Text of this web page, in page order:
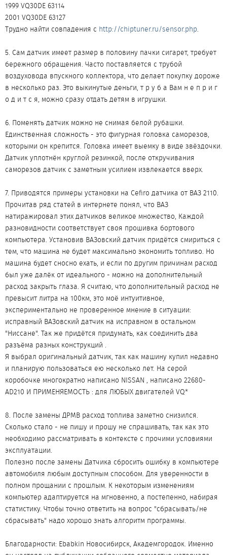
1999 VQ30DE 63114
2001 VQ30DE 63127
Трудно найти совпадения с http://chiptuner.ru/sensor.php.
5. Сам датчик имеет размер в половину пачки сигарет, требует
бережного обращения. Часто поставляется с трубой
воздуховода впускного коллектора, что делает покупку дороже
в несколько раз. Это выкинутые деньги, т р у б а Вам н е п р и г
о д и т с я, можно сразу отдать детям в игрушки.
6. Поменять датчик можно не снимая белой рубашки.
Единственная сложность - это фигурная головка саморезов,
которыми он крепится. Головка имеет выемку в виде звёздочки.
Датчик уплотнён круглой резинкой, после откручивания
саморезов датчик c заметным усилием извлекается вверх.
7. Приводятся примеры установки на Cefiro датчика от ВАЗ 2110.
Прочитав ряд статей в интернете понял, что ВАЗ
натиражировал этих датчиков великое множество, Каждой
разновидности соответствует своя прошивка бортового
компьютера. Установив ВАЗовский датчик придётся смириться с
тем, что машина не будет максимально экономить топливо. Но
машина будет сносно ехать, и если по другим причинам расход
был уже далёк от идеального - можно на дополнительный
расход закрыть глаза. Я считаю, что дополнительный расход не
превысит литра на 100км, это моё интуитивное,
экспериментально не проверенное мнение в ситуации:
исправный ВАЗовский датчик на исправном в остальном
"Ниссане". Так же придётся придумать, как соединить два
разъёма разных конструкций .
Я выбрал оригинальный датчик, так как машину купил недавно
и планирую пользоваться ею несколько лет. На серой
коробочке многократно написано NISSAN , написано 22680-
AD210 И ПРИМЕНЯЕМОСТЬ : для ЛЮБЫХ двигателей VQ*
8. После замены ДРМВ расход топлива заметно снизился.
Сколько стало - не пишу и прошу не спрашивать, так как это
необходимо рассматривать в контексте с прочими условиями
эксплуатации.
Полезно после замены Датчика сбросить ошибку в компьютере
автомобиля любым доступным способом. Для уверенности в
полном прощании с прошлым. К некоторым изменениям
компьютер адаптируется на мгновенно, а постепенно, набирая
статистику. Чтобы точно ответить на вопрос "сбрасывать/не
сбрасывать" надо хорошо знать алгоритм программы.
Благодарности: Ebabkin Новосибирск, Академгородок. Именно